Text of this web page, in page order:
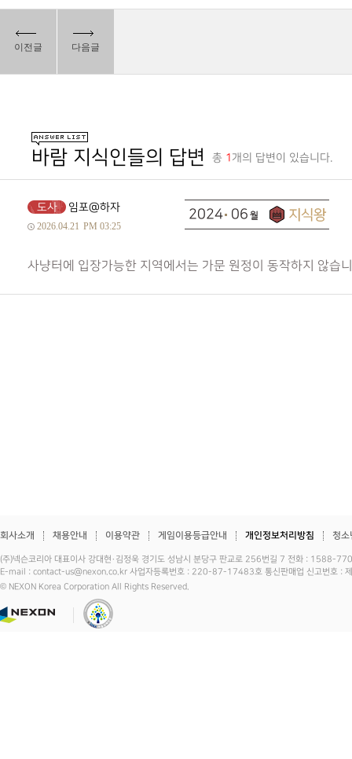
이전글 다음글
바람 지식인들의 답변 총 1 개의 답변이 있습니다.
도사 임포@하자
2026.04.21 PM 03:25
사냥터에 입장가능한 지역에서는 가문 원정이 동작하지 않습
2024 06
회사소개 채용안내 이용약관 게임이용등급안내 개인정보처리방침 청소
(주)넥슨코리아 대표이사 강대현·김정욱 경기도 성남시 분당구 판교로 256번길 7 전화 :
E-mail : contact-us@nexon.co.kr 사업자등록번호 : 220-87-17483호 통신판매업 신고번호 :
© NEXON Korea Corporation All Rights Reserved.